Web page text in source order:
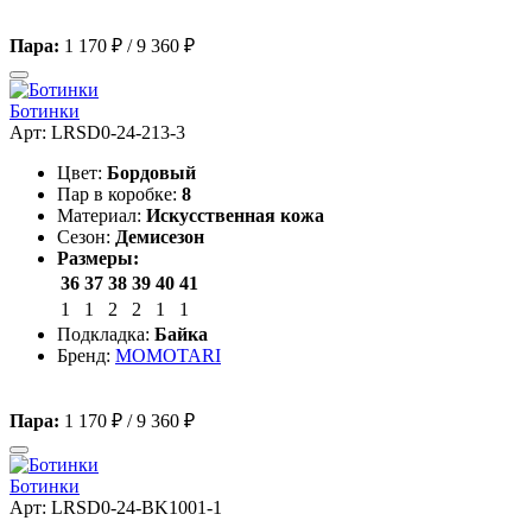
Пара: 1 170 ₽ /9 360 ₽
Ботинки
Арт: LRSD0-24-213-3
Цвет: Бордовый
Пар в коробке: 8
Материал: Искусственная кожа
Сезон: Демисезон
Размеры:
36 37 38 39 40 41
1
1 2 2 1
1
Подкладка: Байка
Бренд: MOMOTARI
Пара: 1 170 ₽ /9 360 ₽
Ботинки
Арт: LRSD0-24-BK1001-1